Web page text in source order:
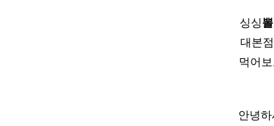
싱싱
대본
먹어
안녕